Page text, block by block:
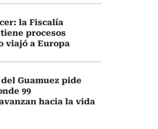
la Fiscalía
procesos
viajó a Europa
Guamuez pide
99
hacia la vida